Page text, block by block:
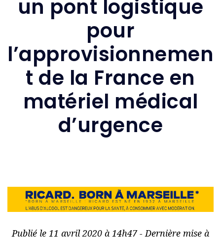
un pont logistique
pour
l’approvisionnemen
t de la France en
matériel médical
d’urgence
Publié le 11 avril 2020 à 14h47 - Dernière mise à